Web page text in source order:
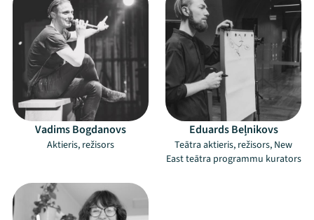
Mana programma
Vadims Bogdanovs
Aktieris, režisors
Eduards Beļnikovs
Teātra aktieris, režisors, New
East teātra programmu kurators